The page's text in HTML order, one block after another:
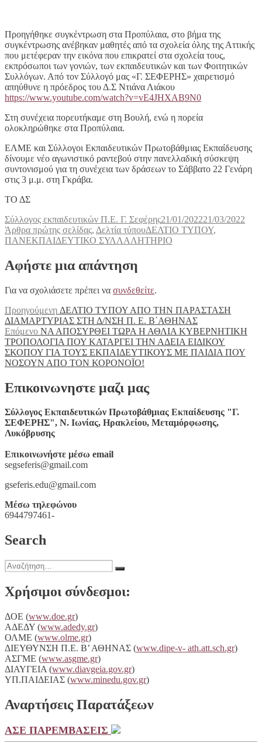
Προηγήθηκε συγκέντρωση στα Προπύλαια, στο βήμα της
συγκέντρωσης ανέβηκαν μαθητές από τα σχολεία όλης της Αττικής
που μετέφεραν την εικόνα που επικρατεί στα σχολεία τους,
εκπρόσωποι των γονιών, των εκπαιδευτικών και των Φοιτητικών
Συλλόγων. Από τον Σύλλογό μας «Γ. ΣΕΦΕΡΗΣ» χαιρετισμό
απηύθυνε η πρόεδρος του Δ.Σ Ντιάνα Λιάκου
https://www.youtube.com/watch?v=vE4JHXAB9N0
Στη συνέχεια πορευτήκαμε στη Βουλή, ενώ η πορεία
ολοκληρώθηκε στα Προπύλαια.
ΕΛΜΕ και Σύλλογοι Εκπαιδευτικών Πρωτοβάθμιας Εκπαίδευσης
δίνουμε νέο αγωνιστικό ραντεβού στην πανελλαδική σύσκεψη
συντονισμού για τη συνέχεια των δράσεων το Σάββατο 22 Γενάρη
στις 3 μ.μ. στη Γκράβα.
ΤΟ ΔΣ
Συντάκτης
Σύλλογος εκπαιδευτικών Π.Ε. Γ. ΣεφέρηςΔημοσιεύτηκε
την
21/01/202221/03/2022
Άρθρα πρώτης σελίδας, Δελτία τύπουΕτικέτες
ΔΕΛΤΙΟ ΤΥΠΟΥ,
ΠΑΝΕΚΠΑΙΔΕΥΤΙΚΟ ΣΥΛΛΑΛΗΤΗΡΙΟ
Αφήστε μια απάντηση
Για να σχολιάσετε πρέπει να συνδεθείτε.
Πλοήγηση
άρθρων
Προηγούμενη Προηγούμενο
άρθρο:
ΔΕΛΤΙΟ ΤΥΠΟΥ ΑΠΟ ΤΗΝ ΠΑΡΑΣΤΑΣΗ
ΔΙΑΜΑΡΤΥΡΙΑΣ ΣΤΗ Δ/ΝΣΗ Π. Ε. Β΄ΑΘΗΝΑΣ
Επόμενο Επόμενο
άρθρο:
ΝΑ ΑΠΟΣΥΡΘΕΙ ΤΩΡΑ Η ΑΘΛΙΑ ΚΥΒΕΡΝΗΤΙΚΗ
ΤΡΟΠΟΛΟΓΙΑ ΠΟΥ ΚΑΤΑΡΓΕΙ ΤΗΝ ΑΔΕΙΑ ΕΙΔΙΚΟΥ
ΣΚΟΠΟΥ ΓΙΑ ΤΟΥΣ ΕΚΠΑΙΔΕΥΤΙΚΟΥΣ ΜΕ ΠΑΙΔΙΑ ΠΟΥ
ΝΟΣΟΥΝ ΑΠΟ ΤΟΝ ΚΟΡΟΝΟΪΟ!
Επικοινωνηστε μαζι μας
Σύλλογος Εκπαιδευτικών Πρωτοβάθμιας Εκπαίδευσης "Γ.
ΣΕΦΕΡΗΣ", Ν. Ιωνίας, Ηρακλείου, Μεταμόρφωσης,
Λυκόβρυσης
Επικοινωνήστε μέσω email
segseferis@gmail.com
gseferis.edu@gmail.com
Μέσω τηλεφώνου
6944797461-
Search
Αναζήτηση
για:
Αναζήτηση
Χρήσιμοι σύνδεσμοι:
ΔΟΕ (www.doe.gr)
ΑΔΕΔΥ (www.adedy.gr)
ΟΛΜΕ (www.olme.gr)
ΔΙΕΥΘΥΝΣΗ Π.Ε. Β’ ΑΘΗΝΑΣ (www.dipe-v- ath.att.sch.gr)
ΑΣΓΜΕ (www.asgme.gr)
ΔΙΑΥΓΕΙA (www.diavgeia.gov.gr)
ΥΠ.ΠΑΙΔΕΙΑΣ (www.minedu.gov.gr)
Αναρτήσεις Παρατάξεων
ΑΣΕ ΠΑΡΕΜΒΑΣΕΙΣ